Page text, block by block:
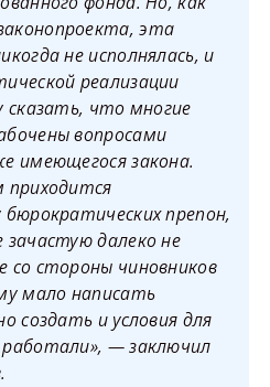
эта
не исполнялась, и
реализации
что многие
вопросами
имеющегося закона.
приходится
препон,
далеко не
со стороны чиновников
мало написать
создать и условия для
— заключил